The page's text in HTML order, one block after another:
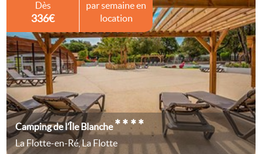
Dès
336€
par semaine en
location
Camping de l’Île Blanche****
La Flotte-en-Ré, La Flotte